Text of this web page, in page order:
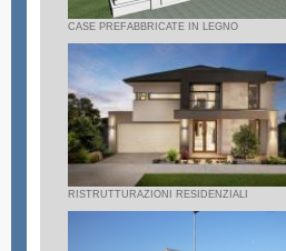
CASE PREFABBRICATE IN LEGNO
RISTRUTTURAZIONI RESIDENZIALI